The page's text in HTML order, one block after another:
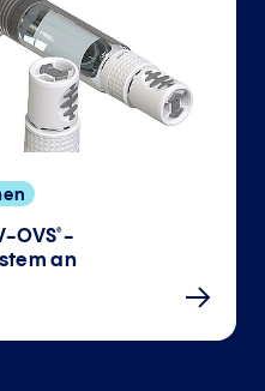
OVS®-
an